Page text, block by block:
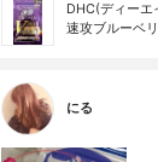
DHC(ディーエ
速攻ブルーベ
にる